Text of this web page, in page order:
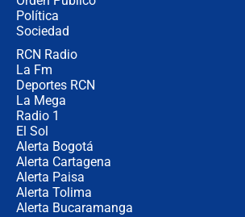
Política
Sociedad
RCN Radio
La Fm
Deportes RCN
La Mega
Radio 1
El Sol
Alerta Bogotá
Alerta Cartagena
Alerta Paisa
Alerta Tolima
Alerta Bucaramanga